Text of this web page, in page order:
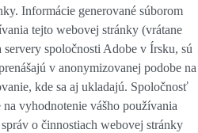
Informácie generované súborom
tejto webovej stránky (vrátane
servery spoločnosti Adobe v Írsku, sú
v anonymizovanej podobe na
kde sa aj ukladajú. Spoločnosť
vyhodnotenie vášho používania
o činnostiach webovej stránky